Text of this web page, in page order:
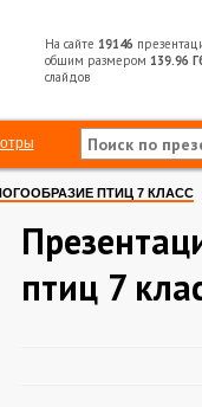
На сайте 19146
общим размером 139.96
слайдов
ПТИЦ 7 КЛАСС
птиц 7